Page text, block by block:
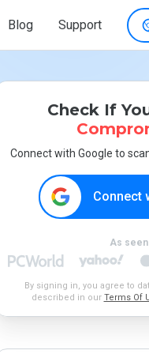
Blog Support
Check If
Connect with Google to
Connect
As
By signing in, you agree to
described in our Terms Of